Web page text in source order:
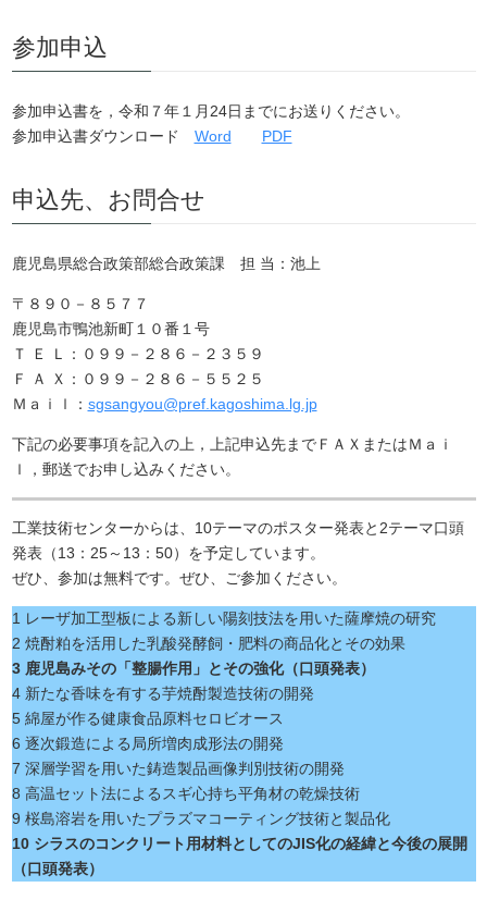
参加申込
参加申込書を，令和７年１月24日までにお送りください。
参加申込書ダウンロード Word PDF
申込先、お問合せ
鹿児島県総合政策部総合政策課 担 当：池上
〒８９０－８５７７
鹿児島市鴨池新町１０番１号
Ｔ Ｅ Ｌ：０９９－２８６－２３５９
Ｆ Ａ Ｘ：０９９－２８６－５５２５
Ｍａｉｌ： sgsangyou@pref.kagoshima.lg.jp
下記の必要事項を記入の上，上記申込先までＦＡＸまたはＭａｉ
ｌ，郵送でお申し込みください。
工業技術センターからは、10テーマのポスター発表と2テーマ口頭
発表（13：25～13：50）を予定しています。
ぜひ、参加は無料です。ぜひ、ご参加ください。
1 レーザ加工型板による新しい陽刻技法を用いた薩摩焼の研究
2 焼酎粕を活用した乳酸発酵飼・肥料の商品化とその効果
3 鹿児島みその「整腸作用」とその強化（口頭発表）
4 新たな香味を有する芋焼酎製造技術の開発
5 綿屋が作る健康食品原料セロビオース
6 逐次鍛造による局所増肉成形法の開発
7 深層学習を用いた鋳造製品画像判別技術の開発
8 高温セット法によるスギ心持ち平角材の乾燥技術
9 桜島溶岩を用いたプラズマコーティング技術と製品化
10 シラスのコンクリート用材料としてのJIS化の経緯と今後の展開
（口頭発表）